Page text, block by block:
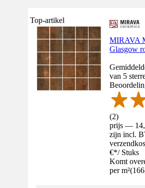
Top-artikel
MIRAVA
Glasgow
van 5
(2)
prijs —
zijn incl.
€*/ Stuks
Komt
per m²(